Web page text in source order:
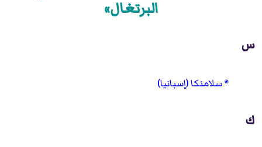
البرتغال»
س
سلامنكا (إسبانيا)
ك